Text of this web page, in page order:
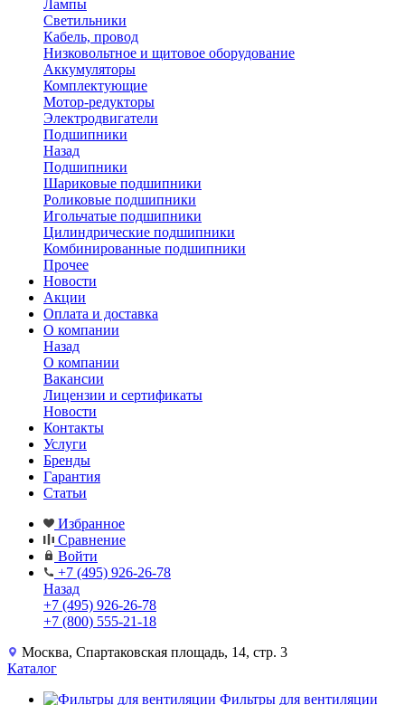
Лампы
Светильники
Кабель, провод
Низковольтное и щитовое оборудование
Аккумуляторы
Комплектующие
Мотор-редукторы
Электродвигатели
Подшипники
Назад
Подшипники
Шариковые подшипники
Роликовые подшипники
Игольчатые подшипники
Цилиндрические подшипники
Комбинированные подшипники
Прочее
Новости
Акции
Оплата и доставка
О компании
Назад
О компании
Вакансии
Лицензии и сертификаты
Новости
Контакты
Услуги
Бренды
Гарантия
Статьи
Избранное
Сравнение
Войти
+7 (495) 926-26-78
Назад
+7 (495) 926-26-78
+7 (800) 555-21-18
Москва, Спартаковская площадь, 14, стр. 3
Каталог
Фильтры для вентиляции